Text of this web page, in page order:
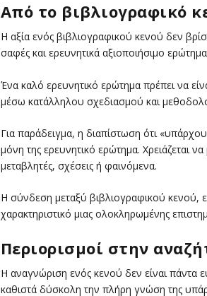
Από το βιβλιογραφικό
Η αξία ενός βιβλιογραφικού κενού δεν
σαφές και ερευνητικά αξιοποιήσιμο
Ένα καλό ερευνητικό ερώτημα πρέπει να
μέσω κατάλληλου σχεδιασμού και
Για παράδειγμα, η διαπίστωση ότι
μόνη της ερευνητικό ερώτημα. Χρειάζεται
μεταβλητές, σχέσεις ή φαινόμενα.
Η σύνδεση μεταξύ βιβλιογραφικού κενού,
χαρακτηριστικό μιας ολοκληρωμένης
Περιορισμοί στην
Η αναγνώριση ενός κενού δεν είναι πάντα
καθιστά δύσκολη την πλήρη γνώση της